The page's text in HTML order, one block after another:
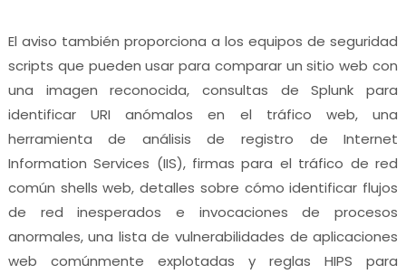
El aviso también proporciona a los equipos de seguridad
scripts que pueden usar para comparar un sitio web con
una imagen reconocida, consultas de Splunk para
identificar URI anómalos en el tráfico web, una
herramienta de análisis de registro de Internet
Information Services (IIS), firmas para el tráfico de red
común shells web, detalles sobre cómo identificar flujos
de red inesperados e invocaciones de procesos
anormales, una lista de vulnerabilidades de aplicaciones
web comúnmente explotadas y reglas HIPS para